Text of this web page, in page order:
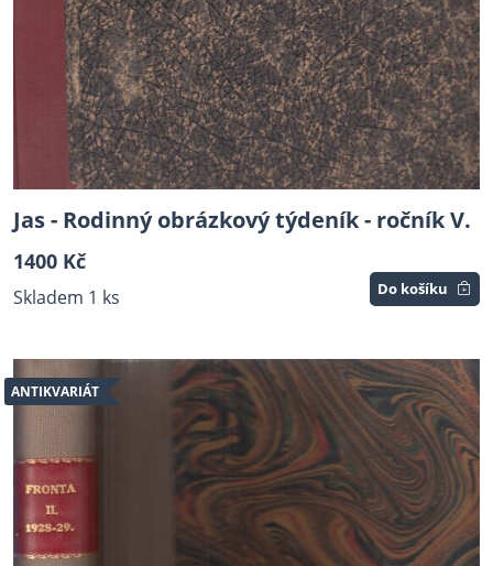
Jas - Rodinný obrázkový týdeník - ročník V.
1400 Kč
Skladem 1 ks Do košíku
ANTIKVARIÁT